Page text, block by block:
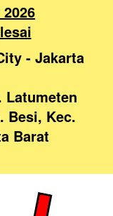
- Jakarta
Latumeten
Besi, Kec.
Barat